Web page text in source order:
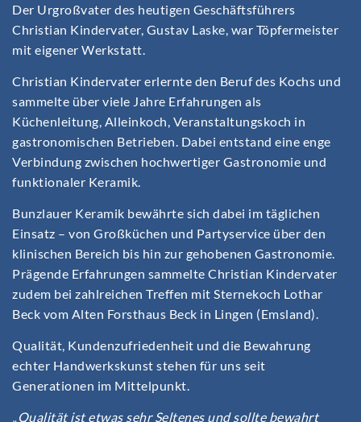
Der Urgroßvater des heutigen Geschäftsführers
Christian Kindervater, Gustav Laske, war Töpfermeister
mit eigener Werkstatt.
Christian Kindervater erlernte den Beruf des Kochs und
sammelte über viele Jahre Erfahrungen als
Küchenleitung, Alleinkoch, Veranstaltungskoch in
gastronomischen Betrieben. Dabei entstand eine enge
Verbindung zwischen hochwertiger Gastronomie und
funktionaler Keramik.
Bunzlauer Keramik bewährte sich dabei im täglichen
Einsatz – von Großküchen und Partyservice über den
klinischen Bereich bis hin zur gehobenen Gastronomie.
Prägende Erfahrungen sammelte Christian Kindervater
zudem bei zahlreichen Treffen mit Sternekoch Lothar
Beck vom Alten Forsthaus Beck in Lingen (Emsland).
Qualität, Kundenzufriedenheit und die Bewahrung
echter Handwerkskunst stehen für uns seit
Generationen im Mittelpunkt.
„Qualität ist etwas sehr Seltenes und sollte bewahrt